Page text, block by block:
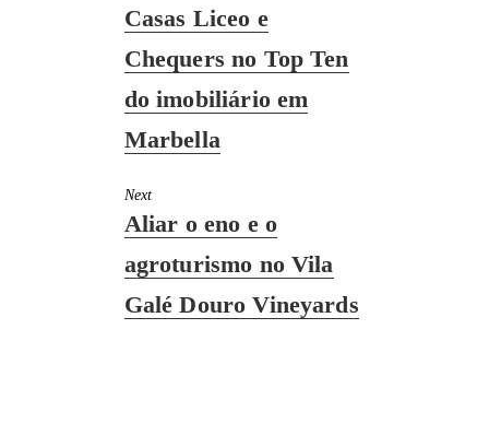
Previous
Casas Liceo e
Chequers no Top Ten
do imobiliário em
Marbella
Next
Next
Aliar o eno e o
agroturismo no Vila
Galé Douro Vineyards